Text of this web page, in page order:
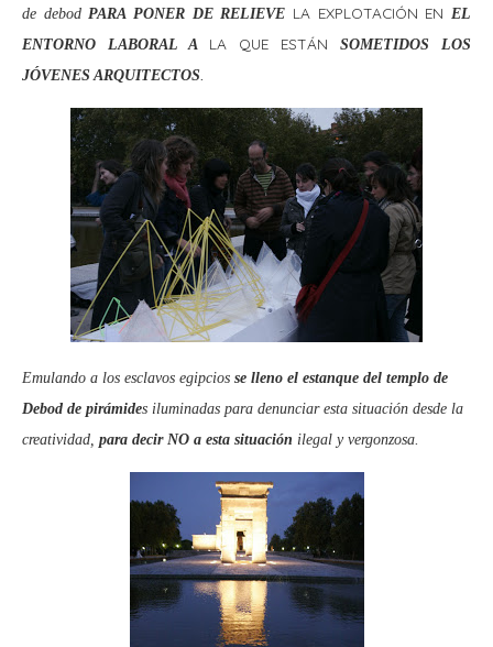
de debod PARA PONER DE RELIEVE LA EXPLOTACIÓN EN EL
ENTORNO LABORAL A LA QUE ESTÁN SOMETIDOS LOS
JÓVENES ARQUITECTOS
Emulando a los esclavos egipcios se lleno el estanque del templo de
Debod de pirámides iluminadas para denunciar esta situación desde la
creatividad, para decir NO a esta situación ilegal y vergonzosa.